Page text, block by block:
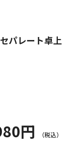
パレート卓上
円